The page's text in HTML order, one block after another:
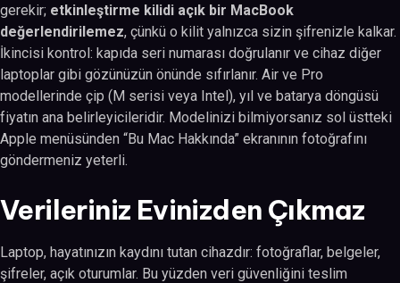
gerekir; etkinleştirme kilidi açık bir MacBook
değerlendirilemez, çünkü o kilit yalnızca sizin şifrenizle kalkar.
İkincisi kontrol: kapıda seri numarası doğrulanır ve cihaz diğer
laptoplar gibi gözünüzün önünde sıfırlanır. Air ve Pro
modellerinde çip (M serisi veya Intel), yıl ve batarya döngüsü
fiyatın ana belirleyicileridir. Modelinizi bilmiyorsanız sol üstteki
Apple menüsünden “Bu Mac Hakkında” ekranının fotoğrafını
göndermeniz yeterli.
Verileriniz Evinizden Çıkmaz
Laptop, hayatınızın kaydını tutan cihazdır: fotoğraflar, belgeler,
şifreler, açık oturumlar. Bu yüzden veri güvenliğini teslim